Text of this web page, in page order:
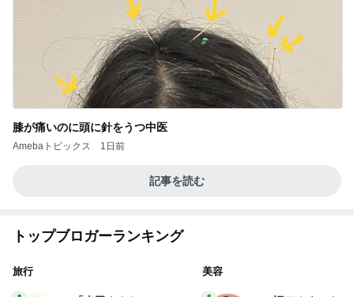
膝が痛いのに頭に針をうつ中医
Amebaトピックス 1日前
記事を読む
トップブロガーランキング
旅行 美容